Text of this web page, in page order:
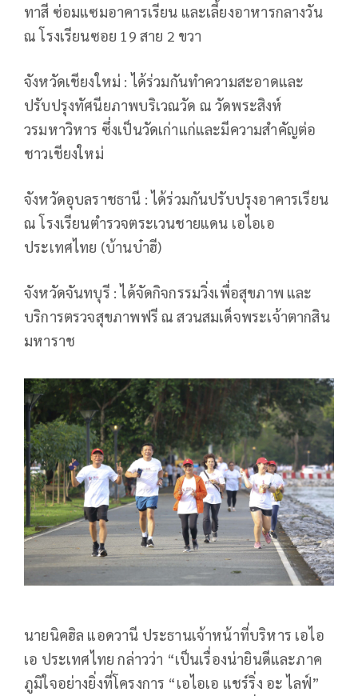
ทาสี ซ่อมแซมอาคารเรียน และเลี้ยงอาหารกลางวัน
ณ โรงเรียนซอย 19 สาย 2 ขวา
จังหวัดเชียงใหม่ : ได้ร่วมกันทำความสะอาดและ
ปรับปรุงทัศนียภาพบริเวณวัด ณ วัดพระสิงห์
วรมหาวิหาร ซึ่งเป็นวัดเก่าแก่และมีความสำคัญต่อ
ชาวเชียงใหม่
จังหวัดอุบลราชธานี : ได้ร่วมกันปรับปรุงอาคารเรียน
ณ โรงเรียนตำรวจตระเวนชายแดน เอไอเอ
ประเทศไทย (บ้านบ๋าฮี)
จังหวัดจันทบุรี : ได้จัดกิจกรรมวิ่งเพื่อสุขภาพ และ
บริการตรวจสุขภาพฟรี ณ สวนสมเด็จพระเจ้าตากสิน
มหาราช
นายนิคฮิล แอดวานี ประธานเจ้าหน้าที่บริหาร เอไอ
เอ ประเทศไทย กล่าวว่า “เป็นเรื่องน่ายินดีและภาค
ภูมิใจอย่างยิ่งที่โครงการ “เอไอเอ แชร์ริ่ง อะ ไลฟ์”